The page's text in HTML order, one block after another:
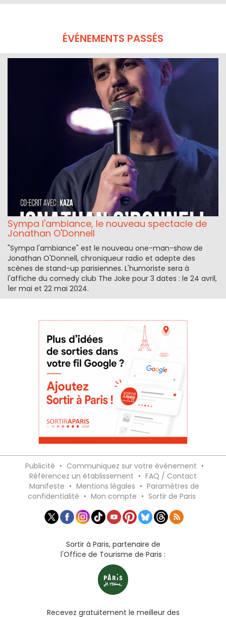
ÉVÉNEMENTS PASSÉS
Sympa l'ambiance, le nouveau spectacle de
Jonathan O'Donnell
"Sympa l'ambiance" est le nouveau one-man-show de
Jonathan O'Donnell, chroniqueur radio et adepte des
scènes de stand-up parisiennes. L'humoriste sera à
l'affiche du comedy club The Joke pour 3 dates : le 24 avril,
1er mai et 22 mai 2024.
Publicité • Communiquez sur votre événement •
Référencez un établissement • FAQ / Contact
Manifeste • Mentions légales • Paramètres de
confidentialité • Mon compte • Sortir de Paris
Sortir à Paris, partenaire de
l'Office de Tourisme de Paris :
Recevez gratuitement le meilleur des